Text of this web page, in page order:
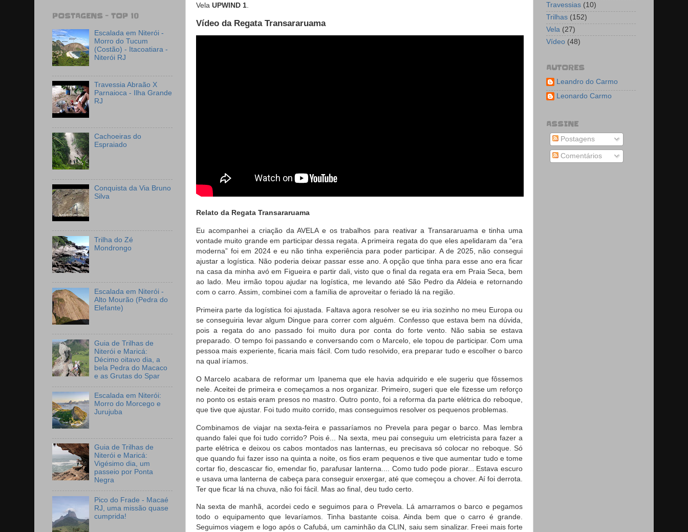
Vela UPWIND 1
Vídeo da Regata Transararuama
Relato da Regata Transararuama
Eu acompanhei a criação da AVELA e os trabalhos para reativar a Transararuama e tinha uma
vontade muito grande em participar dessa regata. A primeira regata do que eles apelidaram da “era
moderna” foi em 2024 e eu não tinha experiência para poder participar. A de 2025, não consegui
ajustar a logística. Não poderia deixar passar esse ano. A opção que tinha para esse ano era ficar
na casa da minha avó em Figueira e partir dali, visto que o final da regata era em Praia Seca, bem
ao lado. Meu irmão topou ajudar na logística, me levando até São Pedro da Aldeia e retornando
com o carro. Assim, combinei com a família de aproveitar o feriado lá na região.
Primeira parte da logística foi ajustada. Faltava agora resolver se eu iria sozinho no meu Europa ou
se conseguiria levar algum Dingue para correr com alguém. Confesso que estava bem na dúvida,
pois a regata do ano passado foi muito dura por conta do forte vento. Não sabia se estava
preparado. O tempo foi passando e conversando com o Marcelo, ele topou de participar. Com uma
pessoa mais experiente, ficaria mais fácil. Com tudo resolvido, era preparar tudo e escolher o barco
na qual iríamos.
O Marcelo acabara de reformar um Ipanema que ele havia adquirido e ele sugeriu que fôssemos
nele. Aceitei de primeira e começamos a nos organizar. Primeiro, sugeri que ele fizesse um reforço
no ponto os estais eram presos no mastro. Outro ponto, foi a reforma da parte elétrica do reboque,
que tive que ajustar. Foi tudo muito corrido, mas conseguimos resolver os pequenos problemas.
Combinamos de viajar na sexta-feira e passaríamos no Prevela para pegar o barco. Mas lembra
quando falei que foi tudo corrido? Pois é... Na sexta, meu pai conseguiu um eletricista para fazer a
parte elétrica e deixou os cabos montados nas lanternas, eu precisava só colocar no reboque. Só
que quando fui fazer isso na quinta a noite, os fios eram pequenos e tive que aumentar tudo e tome
cortar fio, descascar fio, emendar fio, parafusar lanterna.... Como tudo pode piorar... Estava escuro
e usava uma lanterna de cabeça para conseguir enxergar, até que começou a chover. Aí foi derrota.
Ter que ficar lá na chuva, não foi fácil. Mas ao final, deu tudo certo.
Na sexta de manhã, acordei cedo e seguimos para o Prevela. Lá amarramos o barco e pegamos
todo o equipamento que levaríamos. Tinha bastante coisa. Ainda bem que o carro é grande.
Seguimos viagem e logo após o Cafubá, um caminhão da CLIN, saiu sem sinalizar. Freei mais forte
POSTAGENS - TOP 10
Escalada em Niterói -
Morro do Tucum
(Costão) - Itacoatiara -
Niterói RJ
Travessia Abraão X
Parnaioca - Ilha Grande
RJ
Cachoeiras do
Espraiado
Conquista da Via Bruno
Silva
Trilha do Zé
Mondrongo
Escalada em Niterói -
Alto Mourão (Pedra do
Elefante)
Guia de Trilhas de
Niterói e Maricá:
Décimo oitavo dia, a
bela Pedra do Macaco
e as Grutas do Spar
Escalada em Niterói:
Morro do Morcego e
Jurujuba
Guia de Trilhas de
Niterói e Maricá:
Vigésimo dia, um
passeio por Ponta
Negra
Pico do Frade - Macaé
RJ, uma missão quase
cumprida!
Travessias (10)
Trilhas (152)
Vela (27)
Vídeo (48)
AUTORES
Leandro do Carmo
Leonardo Carmo
ASSINE
Postagens
Comentários